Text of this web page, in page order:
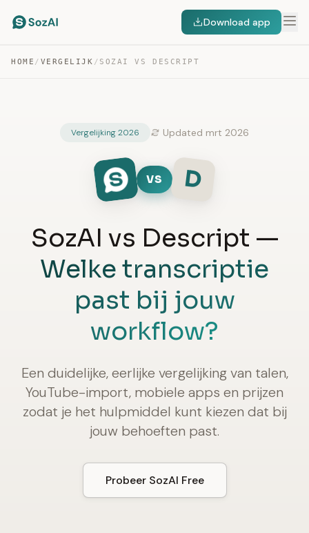
Download app
HOME / VERGELIJK / SOZAI VS DESCRIPT
Vergelijking 2026 Updated mrt 2026
VS D
SozAI vs Descript —
Welke transcriptie
past bij jouw
workflow?
Een duidelijke, eerlijke vergelijking van talen,
YouTube-import, mobiele apps en prijzen
zodat je het hulpmiddel kunt kiezen dat bij
jouw behoeften past.
Probeer SozAI Free